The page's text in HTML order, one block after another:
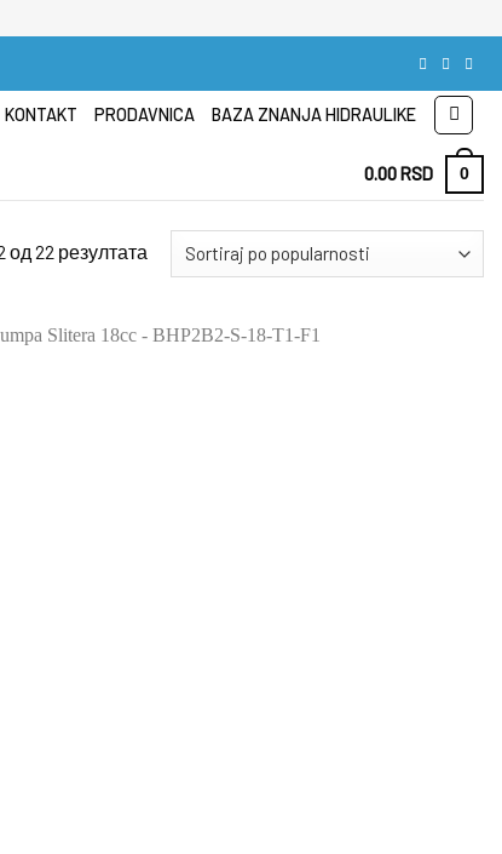
KONTAKT PRODAVNICA BAZA ZNANJA HIDRAULIKE
0.00RSD 0
од 22 резултатаSortirano